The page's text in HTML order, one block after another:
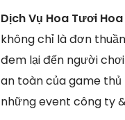
Dịch Vụ Hoa Tươi
không chỉ là đơn
đem lại đến người
an toàn của game thủ
những event công ty